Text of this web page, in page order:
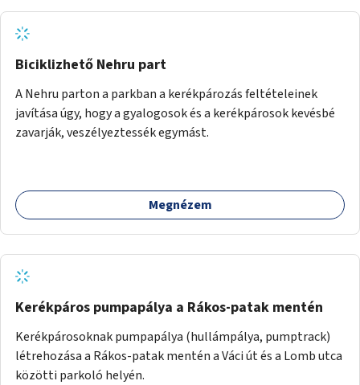
Biciklizhető Nehru part
A Nehru parton a parkban a kerékpározás feltételeinek
javítása úgy, hogy a gyalogosok és a kerékpárosok kevésbé
zavarják, veszélyeztessék egymást.
Megnézem
Kerékpáros pumpapálya a Rákos-patak mentén
Kerékpárosoknak pumpapálya (hullámpálya, pumptrack)
létrehozása a Rákos-patak mentén a Váci út és a Lomb utca
közötti parkoló helyén.